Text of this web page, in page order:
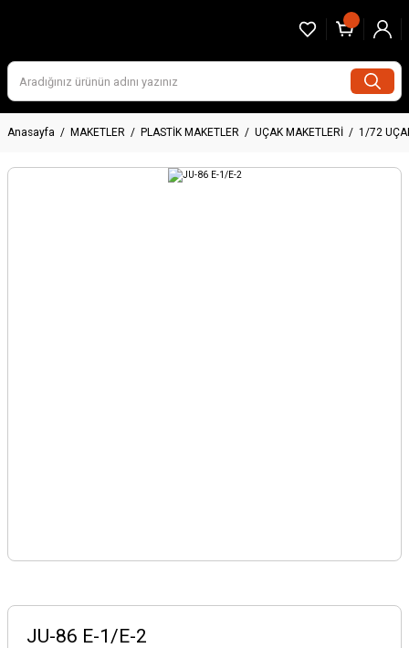
Anasayfa MAKETLER PLASTİK MAKETLER UÇAK MAKETLERİ 1/72
JU-86 E-1/E-2